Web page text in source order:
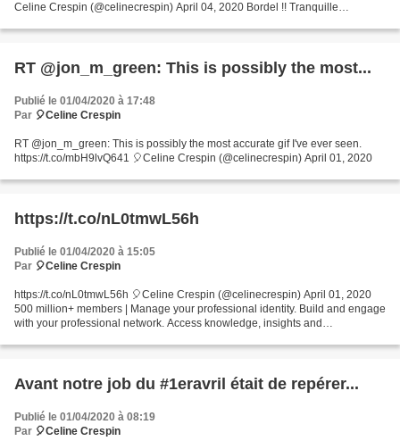
Celine Crespin (@celinecrespin) April 04, 2020 Bordel !! Tranquille
RT @jon_m_green: This is possibly the most...
Publié le 01/04/2020 à 17:48
Par 🎈Celine Crespin
RT @jon_m_green: This is possibly the most accurate gif I've ever seen.
https://t.co/mbH9lvQ641 🎈Celine Crespin (@celinecrespin) April 01, 2020
https://t.co/nL0tmwL56h
Publié le 01/04/2020 à 15:05
Par 🎈Celine Crespin
https://t.co/nL0tmwL56h 🎈Celine Crespin (@celinecrespin) April 01, 2020
500 million+ members | Manage your professional identity. Build and engage
with your professional network. Access knowledge, insights and
Avant notre job du #1eravril était de repérer...
Publié le 01/04/2020 à 08:19
Par 🎈Celine Crespin